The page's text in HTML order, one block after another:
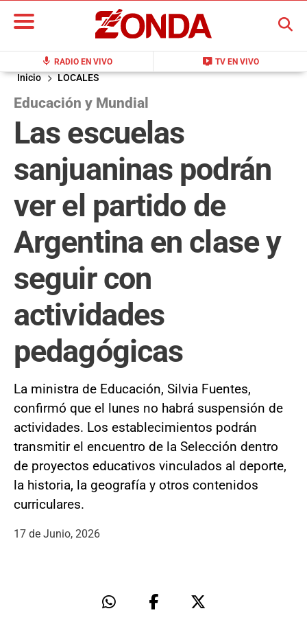
mic RADIO EN VIVO live_tv TV EN VIVO
BUSCAR
Inicio LOCALES
Educación y Mundial
Las escuelas
sanjuaninas podrán
ver el partido de
Argentina en clase y
seguir con
actividades
pedagógicas
La ministra de Educación, Silvia Fuentes,
confirmó que el lunes no habrá suspensión de
actividades. Los establecimientos podrán
transmitir el encuentro de la Selección dentro
de proyectos educativos vinculados al deporte,
la historia, la geografía y otros contenidos
curriculares.
17 de Junio, 2026